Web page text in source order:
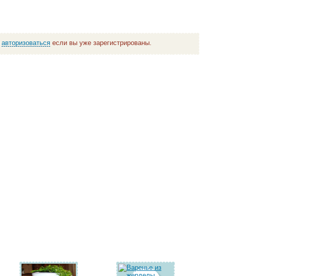
авторизоваться если вы уже зарегистрированы.